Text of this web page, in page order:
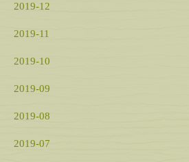
2019-12
2019-11
2019-10
2019-09
2019-08
2019-07